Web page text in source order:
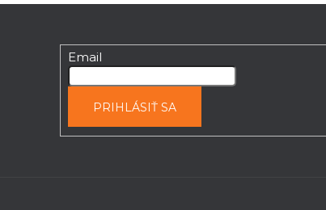
Email
PRIHLÁSIŤ SA